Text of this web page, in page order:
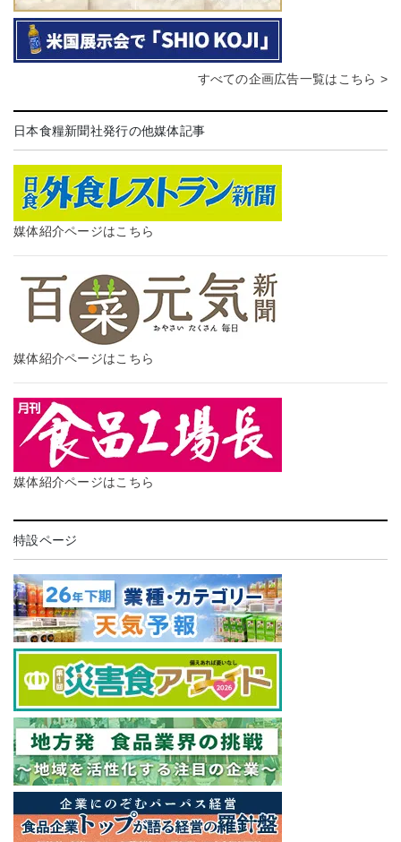
すべての企画広告一覧はこちら >
日本食糧新聞社発行の他媒体記事
媒体紹介ページはこちら
媒体紹介ページはこちら
媒体紹介ページはこちら
特設ページ